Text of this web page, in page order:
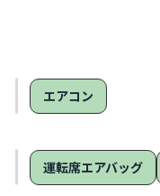
エアコン
運転席エアバッグ